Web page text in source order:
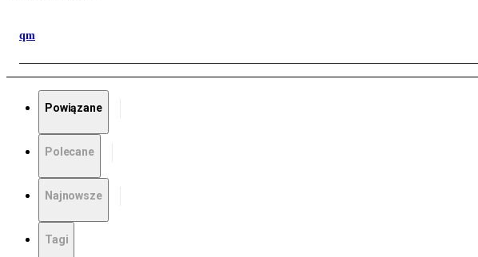
qm
Powiązane
Polecane
Najnowsze
Tagi